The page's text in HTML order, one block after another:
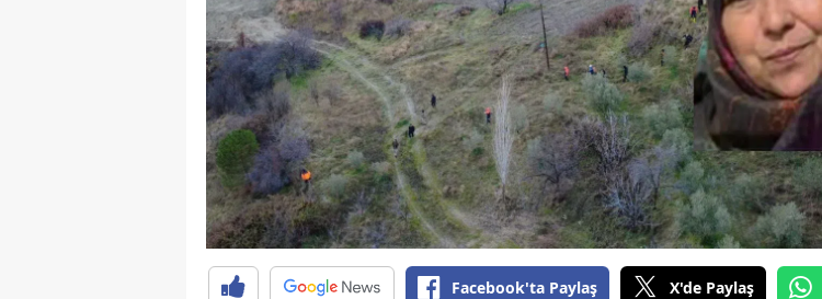
Facebook'ta Paylaş X'de Paylaş